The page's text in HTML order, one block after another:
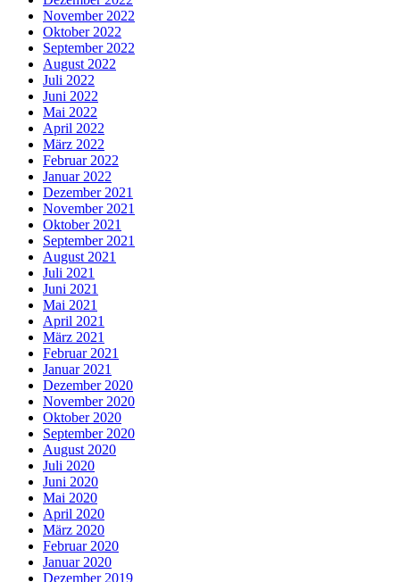
November 2022
Oktober 2022
September 2022
August 2022
Juli 2022
Juni 2022
Mai 2022
April 2022
März 2022
Februar 2022
Januar 2022
Dezember 2021
November 2021
Oktober 2021
September 2021
August 2021
Juli 2021
Juni 2021
Mai 2021
April 2021
März 2021
Februar 2021
Januar 2021
Dezember 2020
November 2020
Oktober 2020
September 2020
August 2020
Juli 2020
Juni 2020
Mai 2020
April 2020
März 2020
Februar 2020
Januar 2020
Dezember 2019